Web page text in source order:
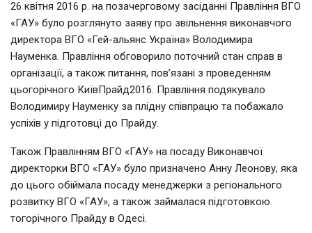
26 квітня 2016 р. на позачерговому засіданні Правління ВГО
«ГАУ» було розглянуто заяву про звільнення виконавчого
директора ВГО «Гей-альянс Україна» Володимира
Науменка. Правління обговорило поточний стан справ в
організації, а також питання, пов’язані з проведенням
цьогорічного КиївПрайд2016. Правління подякувало
Володимиру Науменку за плідну співпрацю та побажало
успіхів у підготовці до Прайду.
Також Правлінням ВГО «ГАУ» на посаду Виконавчої
директорки ВГО «ГАУ» було призначено Анну Леонову, яка
до цього обіймала посаду менеджерки з регіонального
розвитку ВГО «ГАУ», а також займалася підготовкою
тогорічного Прайду в Одесі.